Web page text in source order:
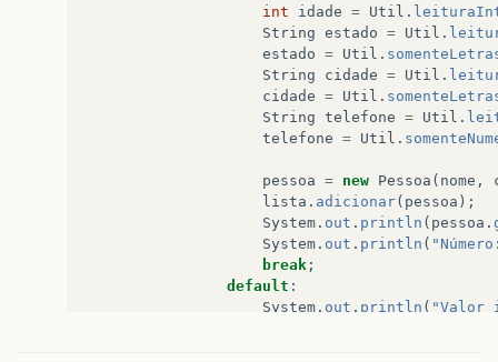
int
idade = Util .
String estado = Util .
estado = Util .
String
cidade = Util .
cidade = Util .
String telefone = Util .
telefone = Util .
pessoa = new Pessoa ( nome ,
lista . adicionar( pessoa );
System . out . println ( pessoa .
System . out . println (
break ;
default :
System . out . println ( "Valor